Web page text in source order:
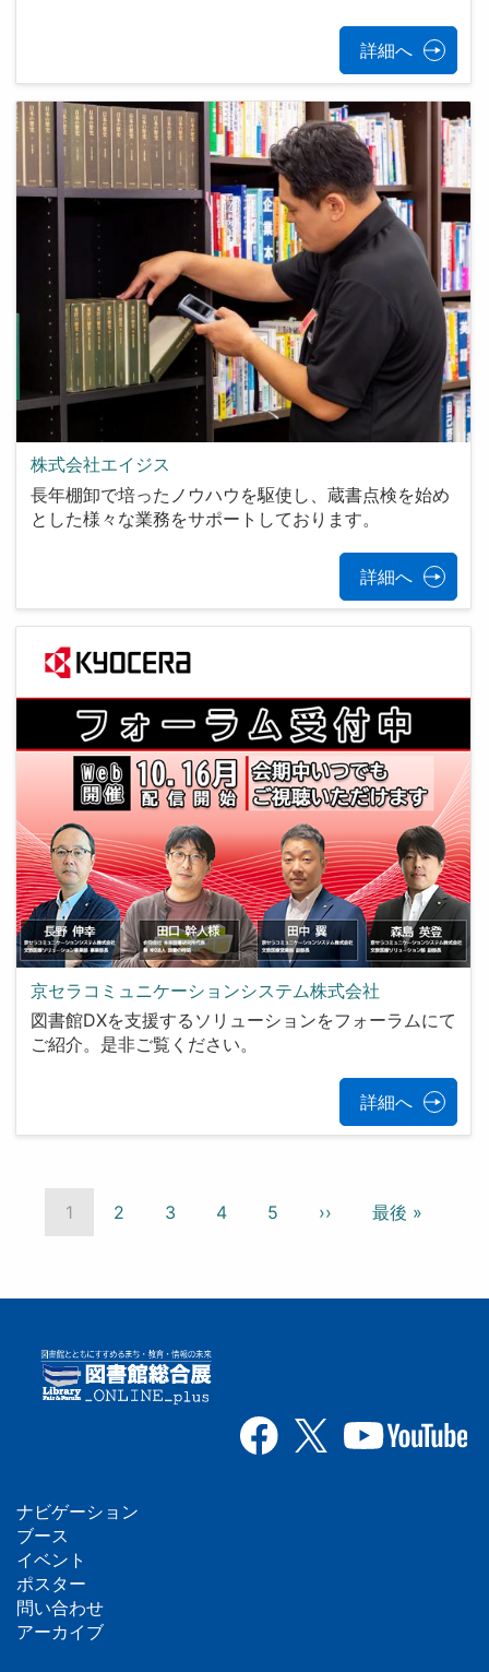
詳細へ
株式会社エイジス
長年棚卸で培ったノウハウを駆使し、蔵書点検を始め
とした様々な業務をサポートしております。
詳細へ
京セラコミュニケーションシステム株式会社
図書館DXを支援するソリューションをフォーラムにて
ご紹介。是非ご覧ください。
詳細へ
カ
レ
ジ
1 Page
2 Page
3 Page
4 Page
5
次
››
最
最後 »
フ
ッ
タ
ナビゲーション
ブース
イベント
ポスター
問い合わせ
アーカイブ